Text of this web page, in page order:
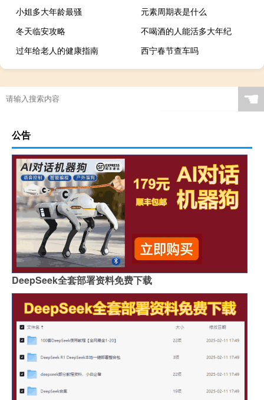
小姐多大年龄最骚
元素周期表是什么
冬天临安攻略
不喝酒的人能活多大年纪
过年给老人的健康指南
西宁春节查车吗
☚
公告
DeepSeek全套部署资料免费下载